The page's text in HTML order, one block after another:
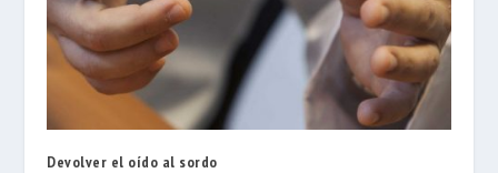
Devolver el oído al sordo